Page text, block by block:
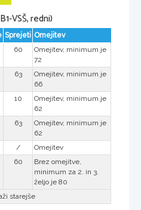
VSŠ, redni)
Sprejeti Omejitev
60
Omejitev, minimum je
72
63
Omejitev, minimum je
66
10
Omejitev, minimum je
62
63
Omejitev, minimum je
62
/
Omejitev
60
Brez omejitve,
minimum za 2. in 3.
željo je 80
starejše